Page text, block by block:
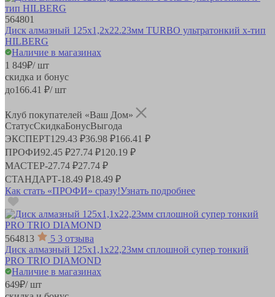
564801
Диск алмазный 125x1,2х22.23мм TURBO ультратонкий x-тип
HILBERG
Наличие в магазинах
1 849₽/ шт
скидка и бонус
до166.41 ₽/ шт
Клуб покупателей «Ваш Дом»
СтатусСкидкаБонусВыгода
ЭКСПЕРТ129.43 ₽36.98 ₽166.41 ₽
ПРОФИ92.45 ₽27.74 ₽120.19 ₽
МАСТЕР-27.74 ₽27.74 ₽
СТАНДАРТ-18.49 ₽18.49 ₽
Как стать «ПРОФИ» сразу!Узнать подробнее
564813 5 3 отзыва
Диск алмазный 125x1,1x22,23мм сплошной супер тонкий
PRO TRIO DIAMOND
Наличие в магазинах
649₽/ шт